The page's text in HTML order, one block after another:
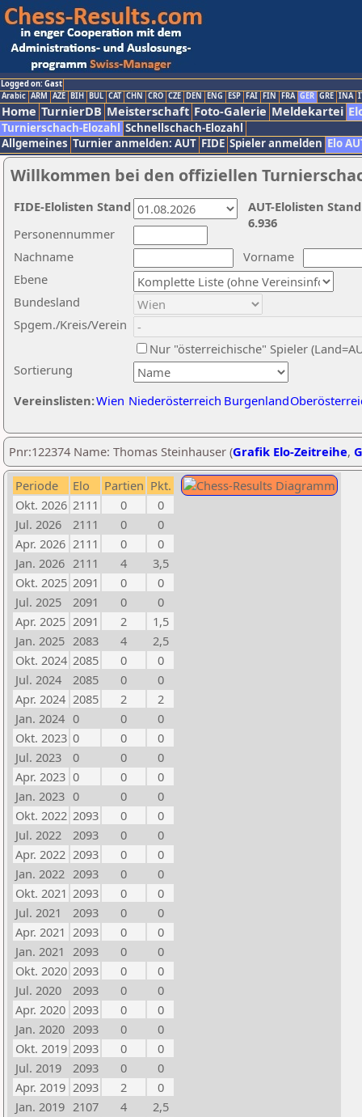
Logged on: Gast
Arabic ARM AZE BIH BUL CAT CHN CRO CZE DEN ENG ESP FAI FIN FRA GER GRE INA
Home TurnierDB Meisterschaft Foto-Galerie Meldekartei
Turnierschach-Elozahl Schnellschach-Elozahl
Allgemeines Turnier anmelden: AUT FIDE Spieler anmelden Elo
Willkommen bei den offiziellen
Nachname
Vorname
Ebene
Sortierung
Personennummer
Bundesland
Spgem./Kreis/Verein
Nur "österreichische" Spieler
Vereinslisten:Wien Niederösterreich Burgenland
AUT-Elolisten
6.936
FIDE-Elolisten Stand
Pnr:122374 Name: Thomas Steinhauser (Grafik Elo-Zeitreihe,
Periode Elo Partien Pkt.
Okt. 2026 2111 0
0
Jul. 2026
2111 0
0
Apr. 2026 2111 0
0
Jan. 2026 2111 4
3,5
Okt. 2025 2091 0
0
Jul. 2025
2091 0
0
Apr. 2025 2091 2
1,5
Jan. 2025 2083 4
2,5
Okt. 2024 2085 0
0
Jul. 2024
2085 0
0
Apr. 2024 2085 2
2
Jan. 2024 0 0
0
Okt. 2023 0 0
0
Jul. 2023
0 0
0
Apr. 2023 0 0
0
Jan. 2023 0 0
0
Okt. 2022 2093 0
0
Jul. 2022
2093 0
0
Apr. 2022 2093 0
0
Jan. 2022 2093 0
0
Okt. 2021 2093 0
0
Jul. 2021
2093 0
0
Apr. 2021 2093 0
0
Jan. 2021 2093 0
0
Okt. 2020 2093 0
0
Jul. 2020
2093 0
0
Apr. 2020 2093 0
0
Jan. 2020 2093 0
0
Okt. 2019 2093 0
0
Jul. 2019
2093 0
0
Apr. 2019 2093 2
0
Jan. 2019 2107 4
2,5